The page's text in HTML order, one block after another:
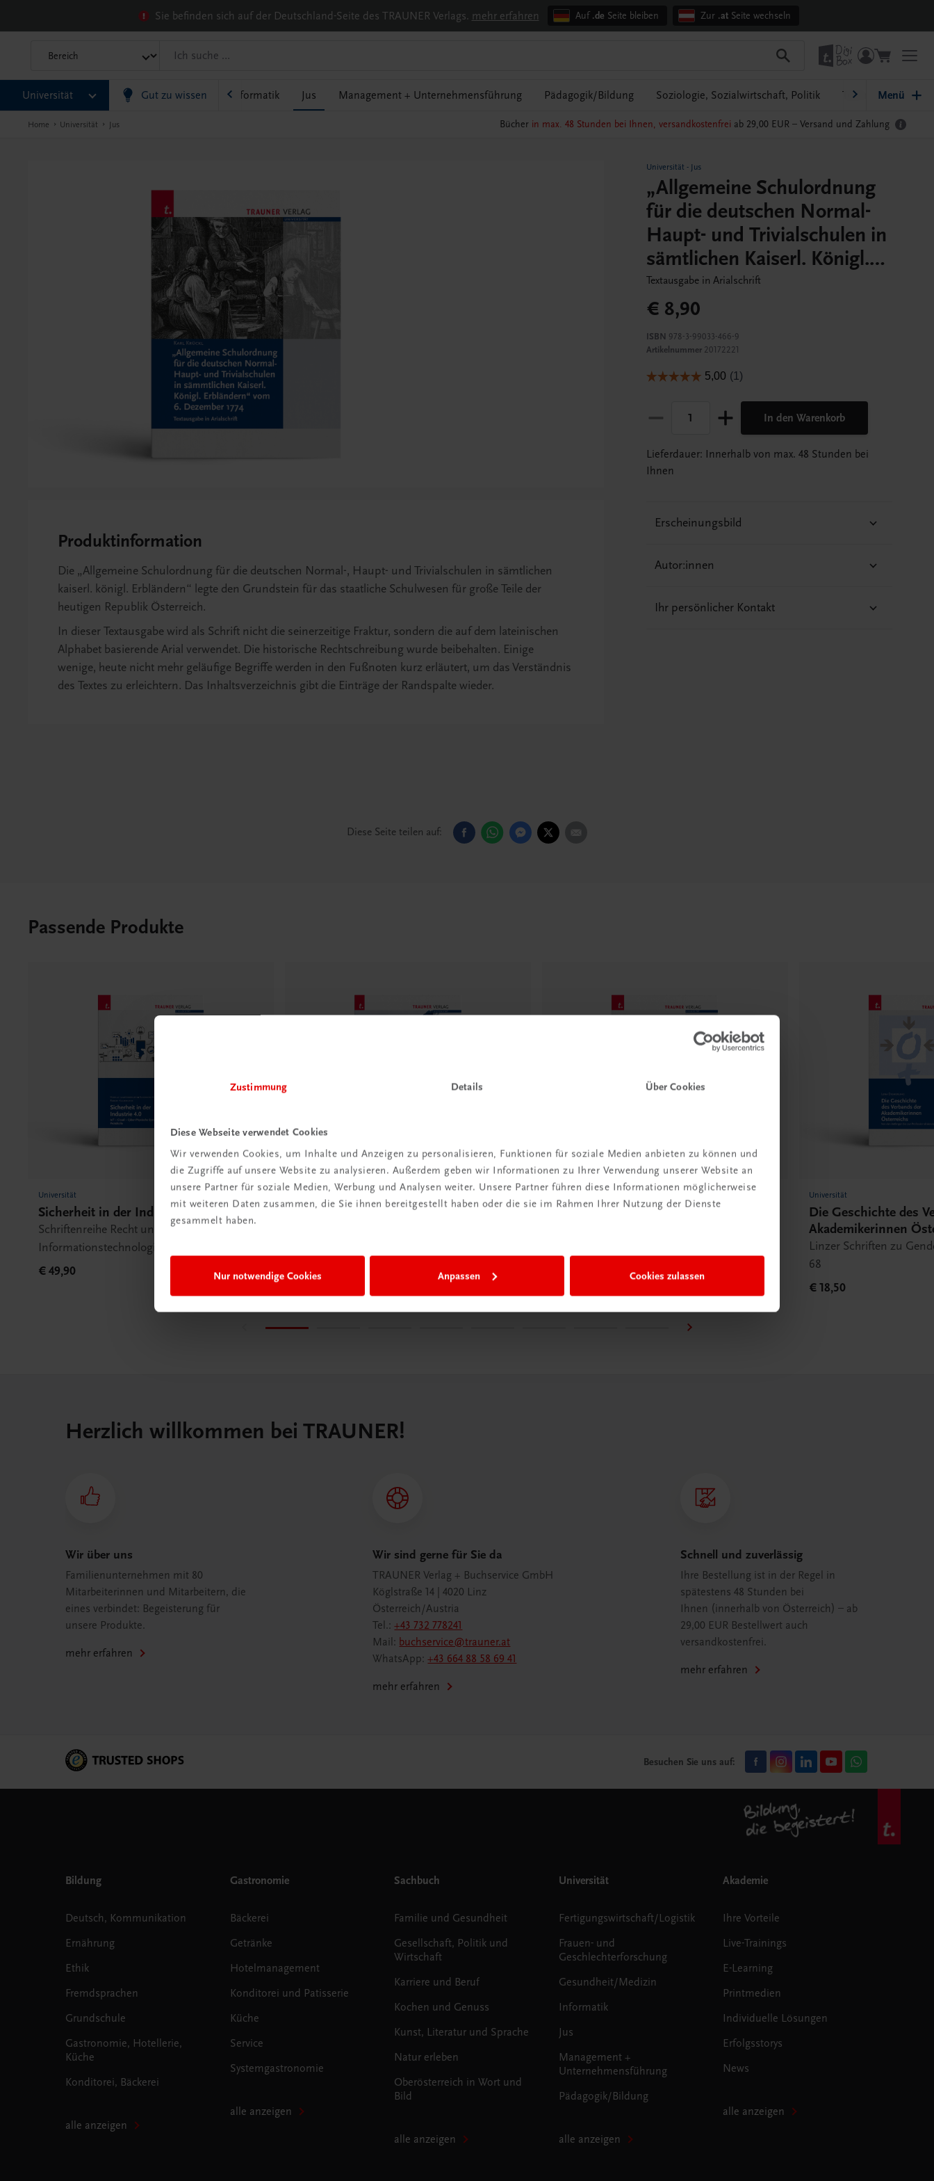
Zustimmung Details Über Cookies
Diese Webseite verwendet Cookies
Wir verwenden Cookies, um Inhalte und Anzeigen zu personalisieren, Funktionen für soziale Medien anbieten zu können und
die Zugriffe auf unsere Website zu analysieren. Außerdem geben wir Informationen zu Ihrer Verwendung unserer Website an
unsere Partner für soziale Medien, Werbung und Analysen weiter. Unsere Partner führen diese Informationen möglicherweise
mit weiteren Daten zusammen, die Sie ihnen bereitgestellt haben oder die sie im Rahmen Ihrer Nutzung der Dienste
gesammelt haben.
Nur notwendige Cookies Anpassen Cookies zulassen
Sie befinden sich auf der Deutschland-Seite des TRAUNER Verlags. mehr erfahren Auf .de Seite bleiben Zur .atSeite wechseln
Universität Gut zu wissen
Gesundheit/Medizin Informatik Jus Management + Unternehmensführung Pädagogik/Bildung Soziologie, Sozialwirtschaft, Politik Technik und
Menü
Home Universität Jus Bücher in max. 48 Stunden bei Ihnen, versandkostenfrei ab 29,00 EUR – Versand und Zahlung
Universität - Jus
„Allgemeine Schulordnung
für die deutschen Normal-
Haupt- und Trivialschulen in
sämtlichen Kaiserl. Königl.
Erbländern“ vom 6.
Dezember 1774
Textausgabe in Arialschrift
€ 8,90
ISBN 978-3-99033-466-9
Artikelnummer20172221
In den Warenkorb
Lieferdauer: Innerhalb von max. 48 Stunden bei
Ihnen
Erscheinungsbild
Autor:innen
Ihr persönlicher Kontakt
Produktinformation
Die „Allgemeine Schulordnung für die deutschen Normal-, Haupt- und Trivialschulen in sämtlichen
kaiserl. königl. Erbländern“ legte den Grundstein für das staatliche Schulwesen für große Teile der
heutigen Republik Österreich.
In dieser Textausgabe wird als Schrift nicht die seinerzeitige Fraktur, sondern die auf dem lateinischen
Alphabet basierende Arial verwendet. Die historische Rechtschreibung wurde beibehalten. Einige
wenige, heute nicht mehr geläufige Begriffe werden in den Fußnoten kurz erläutert, um das Verständnis
des Textes zu erleichtern. Das Inhaltsverzeichnis gibt die Einträge der Randspalte wieder.
Diese Seite teilen auf:
Passende Produkte
Universität
Sicherheit in der Industrie 4.0
Schriftenreihe Recht und
Informationstechnologie – UNINET, Band 3
€ 49,90
Universität
Kleines Lexikon der englischen
€ 14,80
Kritisches Rechtsdenken II
Universität
Die Geschichte des
Akademikerinnen
Linzer Schriften zu
68
€ 18,50
Herzlich willkommen bei TRAUNER!
Wir über uns
Familienunternehmen mit 80
Mitarbeiterinnen und Mitarbeitern, die
eines verbindet: Begeisterung für
unsere Produkte.
mehr erfahren
Wir sind gerne für Sie da
TRAUNER Verlag + Buchservice GmbH
Köglstraße 14 | 4020 Linz
Österreich/Austria
Tel.:+43 732 778241
Mail: buchservice@trauner.at
WhatsApp:+43 664 88 58 69 41
mehr erfahren
Schnell und zuverlässig
Ihre Bestellung ist in der Regel in
spätestens 48 Stunden bei
Ihnen (innerhalb von Österreich) – ab
29,00 EUR Bestellwert auch
versandkostenfrei.
mehr erfahren
Besuchen Sie uns auf:
Bildung
Deutsch, Kommunikation
Ernährung
Ethik
Fremdsprachen
Grundschule
Gastronomie, Hotellerie,
Küche
Konditorei, Bäckerei
alle anzeigen
Gastronomie
Bäckerei
Getränke
Hotelmanagement
Konditorei und Patisserie
Küche
Service
Systemgastronomie
alle anzeigen
Sachbuch
Familie und Gesundheit
Gesellschaft, Politik und
Wirtschaft
Karriere und Beruf
Kochen und Genuss
Kunst, Literatur und Sprache
Natur erleben
Oberösterreich in Wort und
Bild
alle anzeigen
Universität
Fertigungswirtschaft/Logistik
Frauen- und
Geschlechterforschung
Gesundheit/Medizin
Informatik
Jus
Management +
Unternehmensführung
Pädagogik/Bildung
alle anzeigen
Akademie
Ihre Vorteile
Live-Trainings
E-Learning
Printmedien
Individuelle Lösungen
Erfolgsstorys
News
alle anzeigen